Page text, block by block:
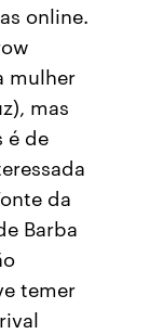
online.
mulher
mas
é de
da
Barba
temer